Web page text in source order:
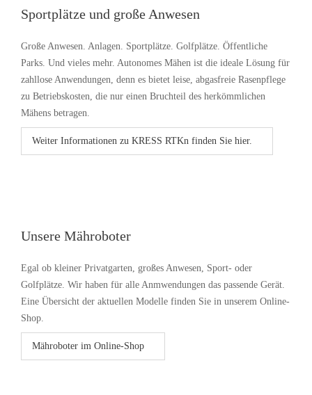
Sportplätze und große Anwesen
Große Anwesen. Anlagen. Sportplätze. Golfplätze. Öffentliche
Parks. Und vieles mehr. Autonomes Mähen ist die ideale Lösung für
zahllose Anwendungen, denn es bietet leise, abgasfreie Rasenpflege
zu Betriebskosten, die nur einen Bruchteil des herkömmlichen
Mähens betragen.
Weiter Informationen zu KRESS RTKn finden Sie hier.
Unsere Mähroboter
Egal ob kleiner Privatgarten, großes Anwesen, Sport- oder
Golfplätze. Wir haben für alle Anmwendungen das passende Gerät.
Eine Übersicht der aktuellen Modelle finden Sie in unserem Online-
Shop.
Mähroboter im Online-Shop